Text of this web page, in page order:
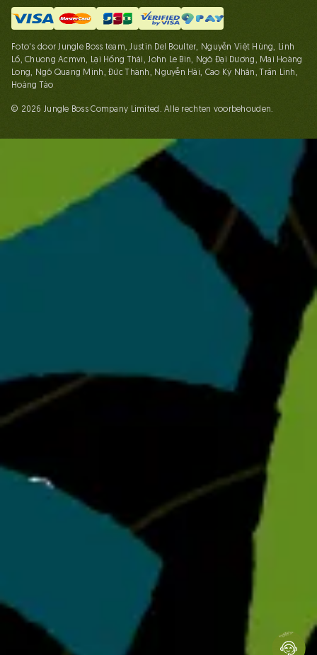
Foto's door Jungle Boss team, Justin Del Boulter, Nguyễn Việt Hùng, Linh
Lố, Chuong Acmvn, Lại Hồng Thái, John Le Bin, Ngô Đại Dương, Mai Hoàng
Long, Ngô Quang Minh, Đức Thành, Nguyễn Hải, Cao Kỳ Nhân, Trần Linh,
Hoàng Táo
© 2026 Jungle Boss Company Limited. Alle rechten voorbehouden.